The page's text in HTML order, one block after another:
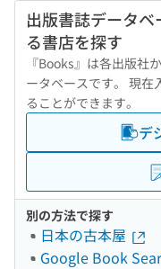
出版書誌データベ
る書店を探す
『Books』は各出版社
ータベースです。 現在
ることができます。
デ
別の方法で探す
日本の古本屋
Google Book